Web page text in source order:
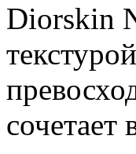
Diorskin
сочетает